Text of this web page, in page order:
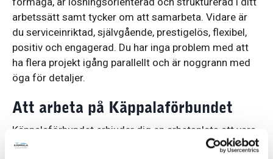
arbetssätt samt tycker om att samarbeta. Vidare är
du serviceinriktad, självgående, prestigelös, flexibel,
positiv och engagerad. Du har inga problem med att
ha flera projekt igång parallellt och är noggrann med
öga för detaljer.
Att arbeta på Käppalaförbundet
Käppalaförbundet erbjuder dig en arbetsplats att vara
stolt över, som gör en verklig insats för miljön varje